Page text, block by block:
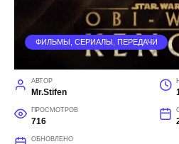
ФИЛЬМЫ, СЕРИАЛЫ, ПЕРЕДАЧИ
АВТОР
Mr.Stifen
ПРОСМОТРОВ
716
ОБНОВЛЕНО